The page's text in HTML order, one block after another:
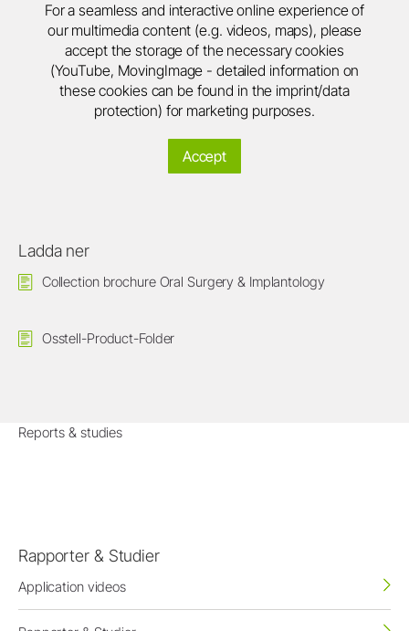
For a seamless and interactive online experience of
our multimedia content (e.g. videos, maps), please
accept the storage of the necessary cookies
(YouTube, MovingImage - detailed information on
these cookies can be found in the imprint/data
protection) for marketing purposes.
Accept
Ladda ner
Collection brochure Oral Surgery & Implantology
Osstell-Product-Folder
Reports & studies
Rapporter & Studier
Application videos